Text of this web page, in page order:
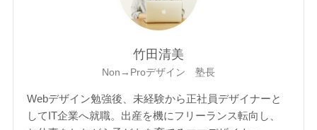
竹田清美
Non→Proデザイン 塾長
Webデザイン勉強後、未経験から正社員デザイナーと
してIT企業へ就職。出産を機にフリーランス転向し、